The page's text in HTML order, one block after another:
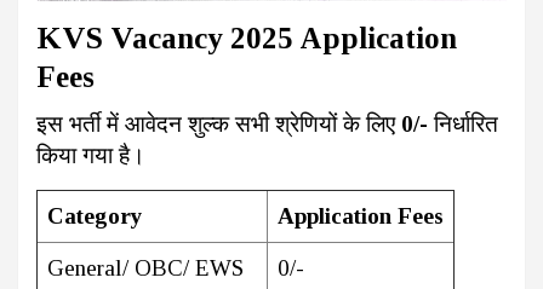
KVS Vacancy 2025 Application
Fees
इस भर्ती में आवेदन शुल्क सभी श्रेणियों के लिए ₹0/- निर्धारित
किया गया है।
Category Application Fees
General/ OBC/ EWS ₹0/-